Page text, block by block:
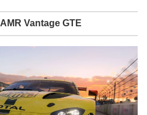
Vantage GTE